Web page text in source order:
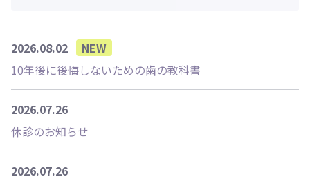
2026.08.02
NEW
10年後に後悔しないための歯の教科書
2026.07.26
休診のお知らせ
2026.07.26